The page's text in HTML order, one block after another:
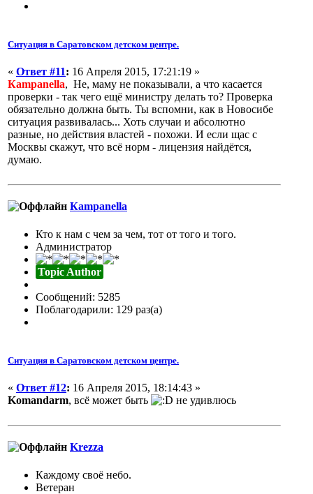
Ситуация в Саратовском детском центре.
« Ответ #11: 16 Апреля 2015, 17:21:19 »
Кampanella, Не, маму не показывали, а что касается
проверки - так чего ещё министру делать то? Проверка
обязательно должна быть. Ты вспомни, как в Новосибе
ситуация развивалась... Хоть случаи и абсолютно
разные, но действия властей - похожи. И если щас с
Москвы скажут, что всё норм - лицензия найдётся,
думаю.
Кampanella
Кто к нам с чем за чем, тот от того и того.
Администратор
Topic Author
Сообщений: 5285
Поблагодарили: 129 раз(а)
Ситуация в Саратовском детском центре.
« Ответ #12: 16 Апреля 2015, 18:14:43 »
Komandarm, всё может быть не удивлюсь
Krezza
Каждому своё небо.
Ветеран